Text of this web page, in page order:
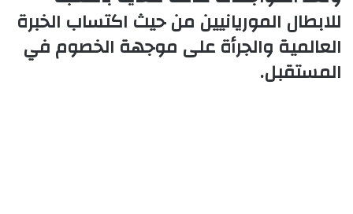
للابطال الموريانيين من حيث اكتساب الخبرة
العالمية والجرأة على موجهة الخصوم في
المستقبل.